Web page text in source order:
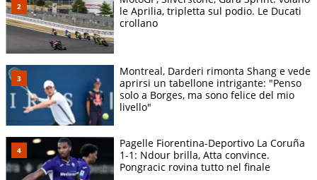
le Aprilia, tripletta sul podio. Le Ducati
crollano
Montreal, Darderi rimonta Shang e vede
aprirsi un tabellone intrigante: "Penso
solo a Borges, ma sono felice del mio
livello"
Pagelle Fiorentina-Deportivo La Coruña
1-1: Ndour brilla, Atta convince.
Pongracic rovina tutto nel finale